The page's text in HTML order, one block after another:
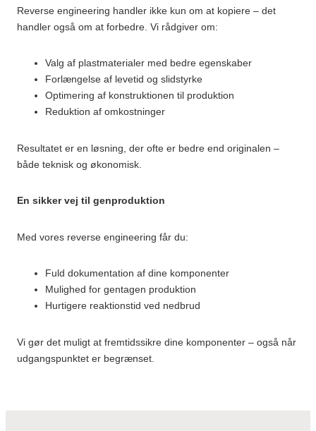
Reverse engineering handler ikke kun om at kopiere – det
handler også om at forbedre. Vi rådgiver om:
Valg af plastmaterialer med bedre egenskaber
Forlængelse af levetid og slidstyrke
Optimering af konstruktionen til produktion
Reduktion af omkostninger
Resultatet er en løsning, der ofte er bedre end originalen –
både teknisk og økonomisk.
En sikker vej til genproduktion
Med vores reverse engineering får du:
Fuld dokumentation af dine komponenter
Mulighed for gentagen produktion
Hurtigere reaktionstid ved nedbrud
Vi gør det muligt at fremtidssikre dine komponenter – også når
udgangspunktet er begrænset.